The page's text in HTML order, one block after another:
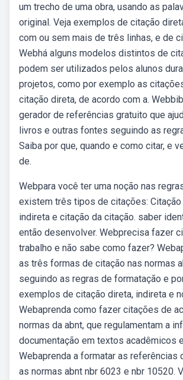
um trecho de uma obra, usando as
original. Veja exemplos de citação
com ou sem mais de três linhas, e de
Webhá alguns modelos distintos de
podem ser utilizados pelos alunos
projetos, como por exemplo as
citação direta, de acordo com a.
gerador de referências gratuito que
livros e outras fontes seguindo as
Saiba por que, quando e como citar, e
de.
Webpara você ter uma noção nas
existem três tipos de citações: Citação
indireta e citação da citação. saber
então desenvolver. Webprecisa fazer
trabalho e não sabe como fazer?
as três formas de citação nas normas
seguindo as regras de formatação e
exemplos de citação direta, indireta e
Webaprenda como fazer citações de
normas da abnt, que regulamentam a
documentação em textos acadêmicos
Webaprenda a formatar as referências
as normas abnt nbr 6023 e nbr 10520.